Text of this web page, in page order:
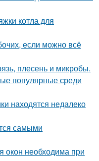
котла для
если можно всё
плесень и микробы.
популярные среди
находятся недалеко
самыми
окон необходима при